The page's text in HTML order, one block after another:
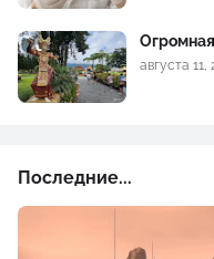
августа 11,
Последние...